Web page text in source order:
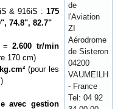
& 916iS : 175
74.8", 82.7"
=2.600 tr/min
170 cm)
(pour les
avec gestion
de
l'Aviation
ZI
Aérodrome
de Sisteron
04200
VAUMEILH
- France
Tel: 04 92